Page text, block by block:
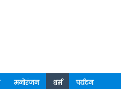
मनोरंजन धर्म पर्यटन